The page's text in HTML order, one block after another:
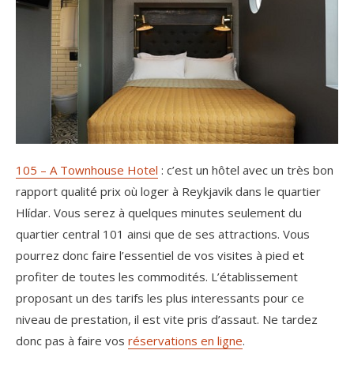
105 – A Townhouse Hotel : c’est un hôtel avec un très bon
rapport qualité prix où loger à Reykjavik dans le quartier
Hlídar. Vous serez à quelques minutes seulement du
quartier central 101 ainsi que de ses attractions. Vous
pourrez donc faire l’essentiel de vos visites à pied et
profiter de toutes les commodités. L’établissement
proposant un des tarifs les plus interessants pour ce
niveau de prestation, il est vite pris d’assaut. Ne tardez
donc pas à faire vos réservations en ligne.